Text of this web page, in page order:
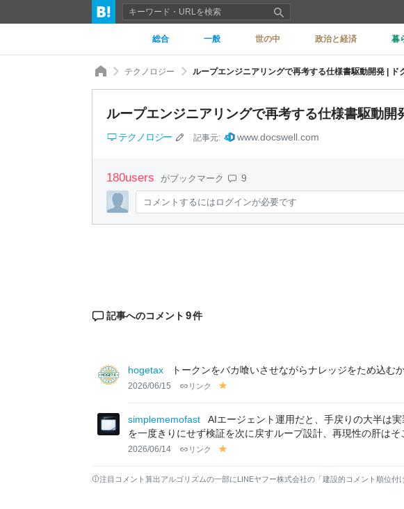
総合 一般 世の中 政治と経済 暮
テクノロジー ループエンジニアリングで再考する仕様書駆動開発 | ド
ループエンジニアリングで再考する仕様書駆動開
テクノロジー 記事元: www.docswell.com
180users がブックマーク 9
コメントするにはログインが必要です
記事へのコメント 9件
hogetax トークンをバカ喰いさせながらナレッジをため込む
2026/06/15 リンク
lo
w
simplememofast
AIエージェント運用だと、手戻りの大半は
を一度きりにせず検証を次に戻すループ設計、再現性の肝はそ
2026/06/14 リンク
lo
注目コメント算出アルゴリズムの一部にLINEヤフー株式会社の「建設的コメント順位付